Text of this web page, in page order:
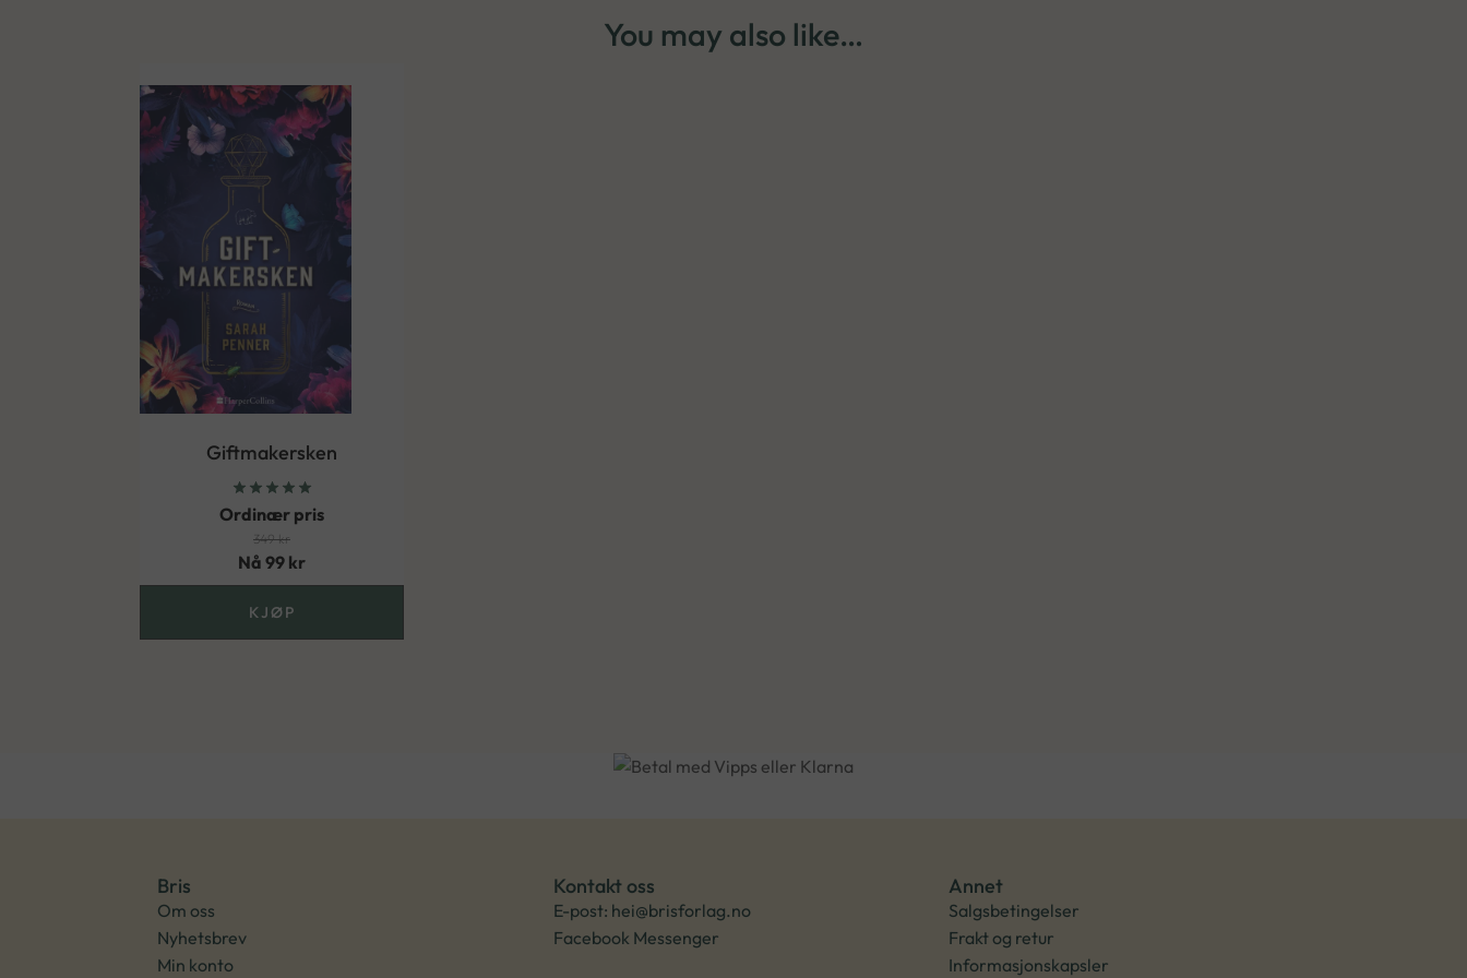
You may also like…
Giftmakersken
Ordinær pris
349kr
Nå 99 kr
KJØP
Bris
Om oss
Nyhetsbrev
Min konto
Kontakt oss
E-post: hei@brisforlag.no
Facebook Messenger
Annet
Salgsbetingelser
Frakt og retur
Informasjonskapsler